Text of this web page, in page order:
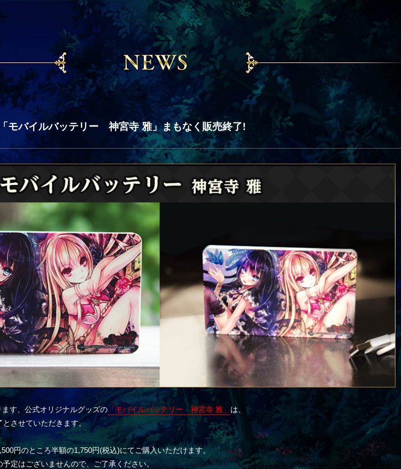
モバイルバッテリー 神宮寺 雅」まもなく販売終了!
す、公式オリジナルグッズの 「モバイルバッテリー 神宮寺 雅」 は、
とさせていただきます。
円のところ半額の1,750円(税込)にてご購入いただけます。
定はございませんので、ご了承ください。